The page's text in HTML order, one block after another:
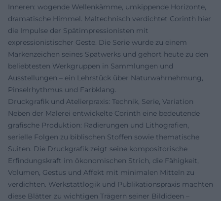
Inneren: wogende Wellenkämme, umkippende Horizonte,
dramatische Himmel. Maltechnisch verdichtet Corinth hier
die Impulse der Spätimpressionisten mit
expressionistischer Geste. Die Serie wurde zu einem
Markenzeichen seines Spätwerks und gehört heute zu den
beliebtesten Werkgruppen in Sammlungen und
Ausstellungen – ein Lehrstück über Naturwahrnehmung,
Pinselrhythmus und Farbklang.
Druckgrafik und Atelierpraxis: Technik, Serie, Variation
Neben der Malerei entwickelte Corinth eine bedeutende
grafische Produktion: Radierungen und Lithografien,
serielle Folgen zu biblischen Stoffen sowie thematische
Suiten. Die Druckgrafik zeigt seine kompositorische
Erfindungskraft im ökonomischen Strich, die Fähigkeit,
Volumen, Gestus und Affekt mit minimalen Mitteln zu
verdichten. Werkstattlogik und Publikationspraxis machten
diese Blätter zu wichtigen Trägern seiner Bildideen –